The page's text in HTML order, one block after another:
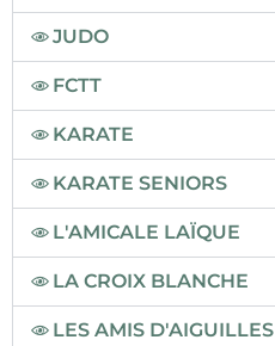
JUDO
FCTT
KARATE
KARATE SENIORS
L'AMICALE LAÏQUE
LA CROIX BLANCHE
LES AMIS D'AIGUILLES